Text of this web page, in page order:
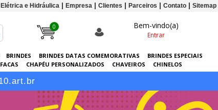
e Hidráulica Empresa Clientes Parceiros Contato Sitemap
0 Bem-vindo(a)
Entrar
BRINDES BRINDES DATAS COMEMORATIVAS
BRINDES ESPECIAIS
CHAPÉU PERSONALIZADOS CHAVEIROS
CHINELOS
GRÁFICA GUARDA-CHUVAS KITS
LANÇAMENTOS